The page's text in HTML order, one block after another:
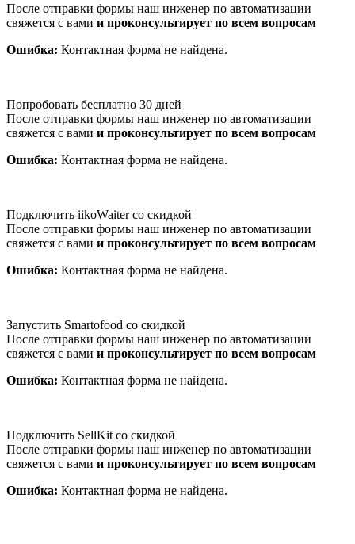
После отправки формы наш инженер по автоматизации
свяжется с вами и проконсультирует по всем вопросам
Ошибка: Контактная форма не найдена.
Попробовать бесплатно 30 дней
После отправки формы наш инженер по автоматизации
свяжется с вами и проконсультирует по всем вопросам
Ошибка: Контактная форма не найдена.
Подключить iikoWaiter со скидкой
После отправки формы наш инженер по автоматизации
свяжется с вами и проконсультирует по всем вопросам
Ошибка: Контактная форма не найдена.
Запустить Smartofood со скидкой
После отправки формы наш инженер по автоматизации
свяжется с вами и проконсультирует по всем вопросам
Ошибка: Контактная форма не найдена.
Подключить SellKit со скидкой
После отправки формы наш инженер по автоматизации
свяжется с вами и проконсультирует по всем вопросам
Ошибка: Контактная форма не найдена.